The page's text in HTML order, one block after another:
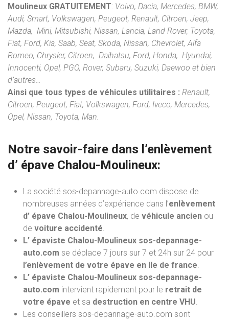
Moulineux GRATUITEMENT: Volvo, Dacia, Mercedes, BMW,
Audi, Smart, Volkswagen, Peugeot, Renault, Citroen, Jeep,
Mazda, Mini, Mitsubishi, Nissan, Lancia, Land Rover, Toyota,
Fiat, Ford, Kia, Saab, Seat, Skoda, Nissan, Chevrolet, Alfa
Romeo, Chrysler, Citroen, Daihatsu, Ford, Honda, Hyundai,
Innocenti, Opel, PGO, Rover, Subaru, Suzuki, Daewoo et bien
d’autres…
Ainsi que tous types de véhicules utilitaires : Renault,
Citroen, Peugeot, Fiat, Volkswagen, Ford, Iveco, Mercedes,
Opel, Nissan, Toyota, Man.
Notre savoir-faire dans l’enlèvement
d’ épave Chalou-Moulineux:
La société sos-depannage-auto.com dispose de
nombreuses années d’expérience dans l’enlèvement
d’ épave Chalou-Moulineux, de véhicule ancien ou
de voiture accidenté.
L’ épaviste Chalou-Moulineux sos-depannage-
auto.com se déplace 7 jours sur 7 et 24h sur 24 pour
l’enlèvement de votre épave en Ile de france.
L’ épaviste Chalou-Moulineux sos-depannage-
auto.com intervient rapidement pour le retrait de
votre épave et sa destruction en centre VHU.
Les conseillers sos-depannage-auto.com sont